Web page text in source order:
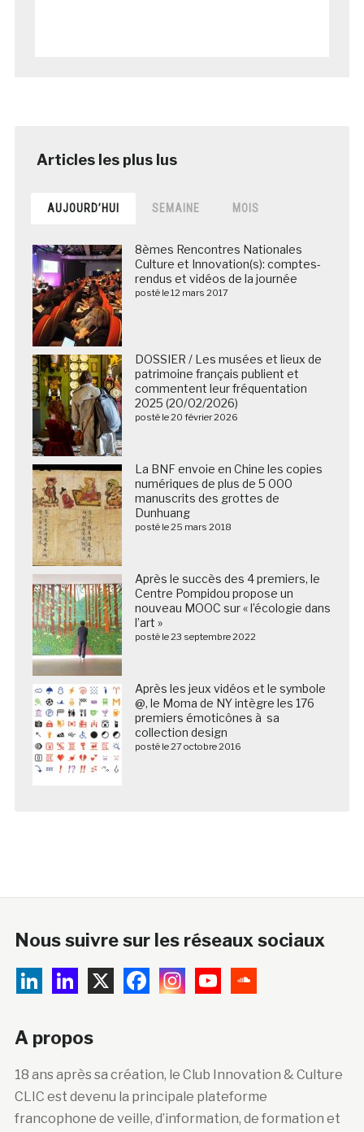
AUJOURD’HUI SEMAINE MOIS
8èmes Rencontres Nationales
Culture et Innovation(s): comptes-
rendus et vidéos de la journée
posté le 12 mars 2017
DOSSIER / Les musées et lieux de
patrimoine français publient et
commentent leur fréquentation
2025 (20/02/2026)
posté le 20 février 2026
La BNF envoie en Chine les copies
numériques de plus de 5 000
manuscrits des grottes de
Dunhuang
posté le 25 mars 2018
Après le succès des 4 premiers, le
Centre Pompidou propose un
nouveau MOOC sur « l’écologie dans
l’art »
posté le 23 septembre 2022
Après les jeux vidéos et le symbole
@, le Moma de NY intègre les 176
premiers émoticônes à sa
collection design
posté le 27 octobre 2016
Nous suivre sur les réseaux sociaux
A propos
18 ans après sa création, le Club Innovation & Culture
CLIC est devenu la principale plateforme
francophone de veille, d’information, de formation et